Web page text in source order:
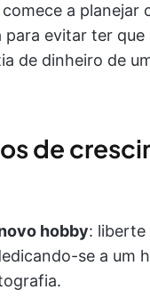
a planejar
para evitar ter que
de dinheiro de
de
hobby: liberte
se a um